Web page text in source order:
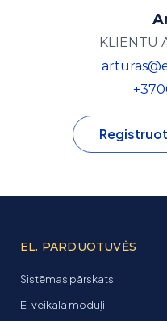
KLIENTU
EL. PARDUOTUVĖS
Sistēmas pārskats
E-veikala moduļi